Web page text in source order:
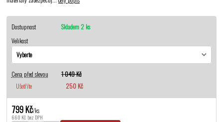
Dostupnost
Skladem 2 ks
Velikost
Cena před slevou
1 049 Kč
Ušetříte
250 Kč
799 Kč/ks
660 Kč bez DPH